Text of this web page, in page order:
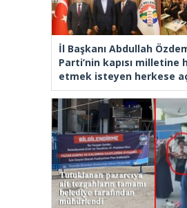
İl Başkanı Abdullah
Parti’nin kapısı milletine
etmek isteyen herkese